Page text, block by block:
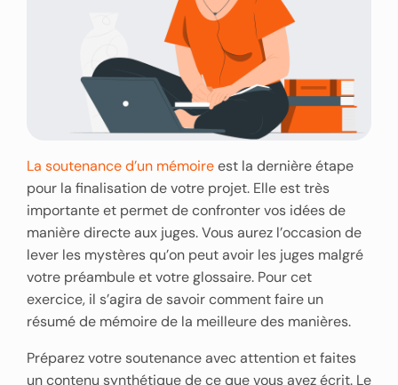
La soutenance d’un mémoireest la dernière étape
pour la finalisation de votre projet. Elle est très
importante et permet de confronter vos idées de
manière directe aux juges. Vous aurez l’occasion de
lever les mystères qu’on peut avoir les juges malgré
votre préambule et votre glossaire. Pour cet
exercice, il s’agira de savoir comment faire un
résumé de mémoire de la meilleure des manières.
Préparez votre soutenance avec attention et faites
un contenu synthétique de ce que vous avez écrit. Le